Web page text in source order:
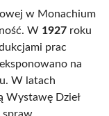
w Monachium
W 1927 roku
prac
na
W latach
Wystawę Dzieł
spraw